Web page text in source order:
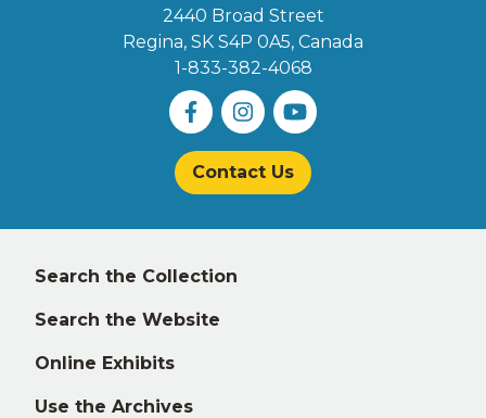
2440 Broad Street
Regina, SK S4P 0A5, Canada
1-833-382-4068
Contact Us
Left
footer
Search the Collection
Search the Website
Online Exhibits
Use the Archives